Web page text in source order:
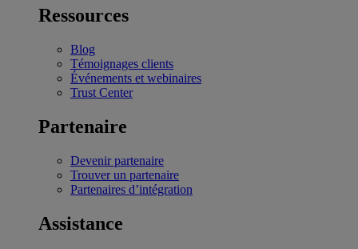
Ressources
Blog
Témoignages clients
Événements et webinaires
Trust Center
Partenaire
Devenir partenaire
Trouver un partenaire
Partenaires d’intégration
Assistance